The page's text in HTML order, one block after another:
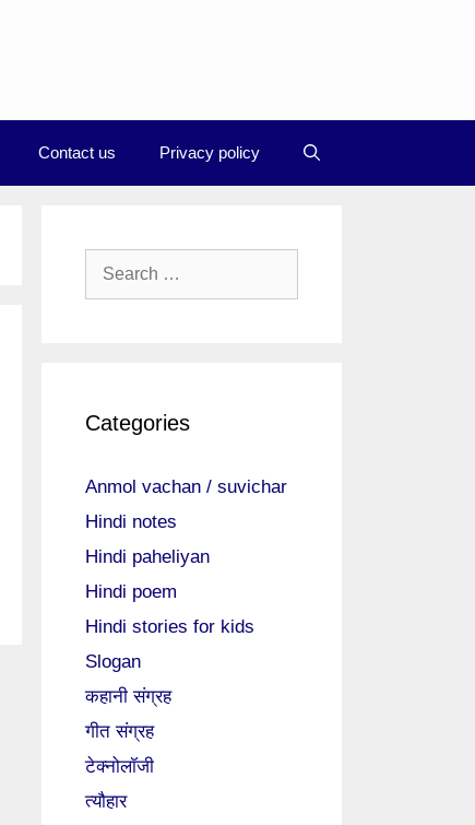
Contact us Privacy policy
Search
Categories
Anmol vachan / suvichar
Hindi notes
Hindi paheliyan
Hindi poem
Hindi stories for kids
Slogan
कहानी संग्रह
गीत संग्रह
टेक्नोलॉजी
त्यौहार